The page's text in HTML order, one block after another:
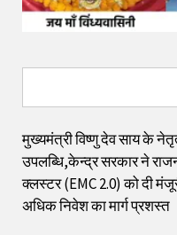
मुख्यमंत्री विष्णु देव साय के
उपलब्धि,केन्द्र सरकार ने
क्लस्टर (EMC 2.0) को दी
अधिक निवेश का मार्ग प्रशस्त